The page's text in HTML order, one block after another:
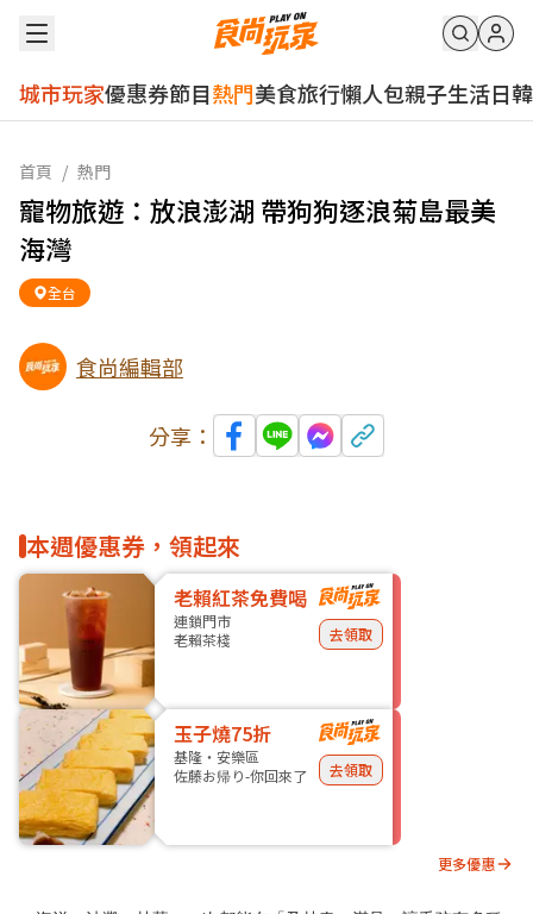
城市玩家優惠券節目熱門美食旅行懶人包親子生活日韓
首頁 / 熱門
寵物旅遊：放浪澎湖 帶狗狗逐浪菊島最美
海灣
全台
食尚編輯部
分享：
本週優惠券，領起來
老賴紅茶免費喝
連鎖門市
老賴茶棧
去領取
玉子燒75折
基隆・安樂區
佐藤お帰り-你回來了
去領取
更多優惠